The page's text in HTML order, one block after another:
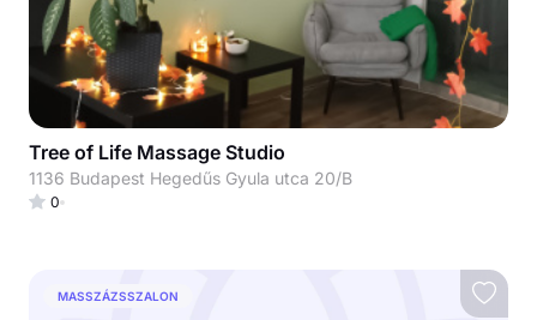
Tree of Life Massage Studio
1136 Budapest Hegedűs Gyula utca 20/B
0
MASSZÁZSSZALON